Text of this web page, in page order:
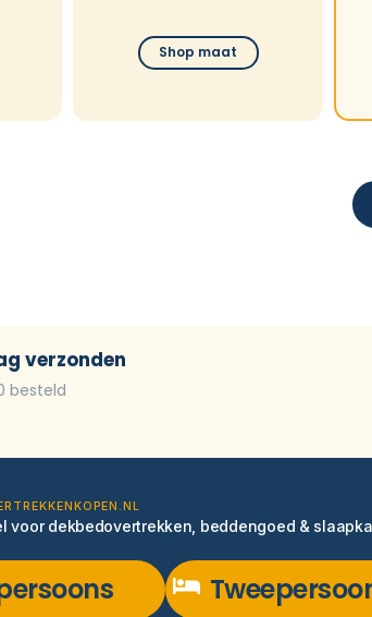
Shop maat
verzonden
besteld
voor dekbedovertrekken, beddengoed &